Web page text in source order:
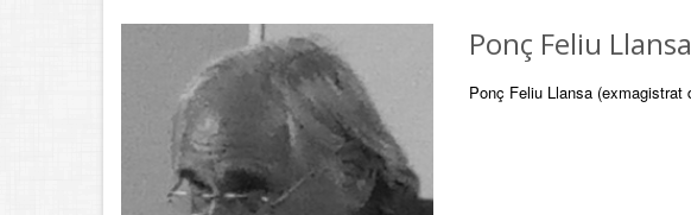
Ponç Feliu Llansa
Ponç Feliu Llansa